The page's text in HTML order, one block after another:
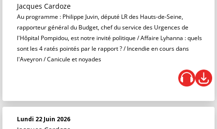
Jacques Cardoze
Au programme : Philippe Juvin, député LR des Hauts-de-Seine,
rapporteur général du Budget, chef du service des Urgences de
l'Hôpital Pompidou, est notre invité politique / Affaire Lyhanna : quels
sont les 4 ratés pointés par le rapport ? / Incendie en cours dans
l'Aveyron / Canicule et noyades
Lundi 22 Juin 2026